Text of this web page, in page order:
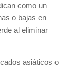
como un
o bajas en
al eliminar
asiáticos o